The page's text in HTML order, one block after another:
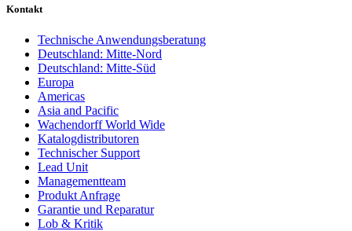
Kontakt
Technische Anwendungsberatung
Deutschland: Mitte-Nord
Deutschland: Mitte-Süd
Europa
Americas
Asia and Pacific
Wachendorff World Wide
Katalogdistributoren
Technischer Support
Lead Unit
Managementteam
Produkt Anfrage
Garantie und Reparatur
Lob & Kritik